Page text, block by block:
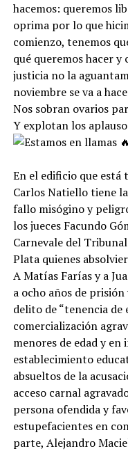
hacemos: queremos
oprima por lo que
comienzo, tenemos
qué queremos hacer y
justicia no la
noviembre se va a
Nos sobran ovarios
Y explotan los
En el edificio que está
Carlos Natiello tiene
fallo misógino y
los jueces Facundo
Carnevale del
Plata quienes
A Matías Farías y a
a ocho años de
delito de “tenencia
comercialización
menores de edad y en
establecimiento
absueltos de la
acceso carnal
persona ofendida y
estupefacientes en
parte, Alejandro